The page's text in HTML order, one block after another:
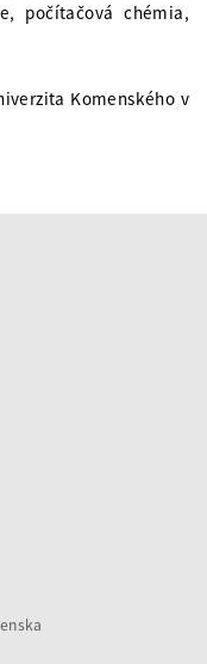
počítačová chémia,
Komenského v